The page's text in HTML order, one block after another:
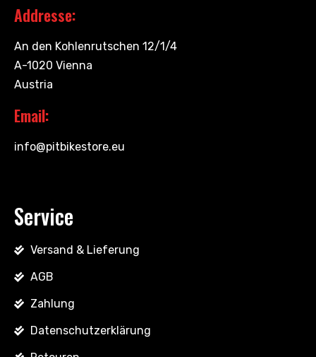
Addresse:
An den Kohlenrutschen 12/1/4
A-1020 Vienna
Austria
Email:
info@pitbikestore.eu
Service
Versand & Lieferung
AGB
Zahlung
Datenschutzerklärung